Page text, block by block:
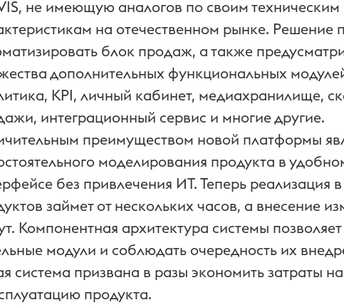
не имеющую аналогов по своим
на отечественном рынке. Решение
блок продаж, а также
дополнительных функциональных
KPI, личный кабинет, медиахранилище,
интеграционный сервис и многие другие.
преимуществом новой платформы
моделирования продукта в
без привлечения ИТ. Теперь реализация
займет от нескольких часов, а внесение
Компонентная архитектура системы
модули и соблюдать очередность их
система призвана в разы экономить затраты
продукта.